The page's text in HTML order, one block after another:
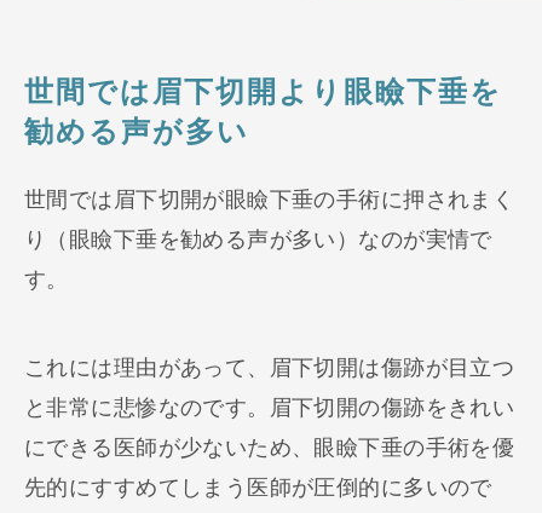
世間では眉下切開より眼瞼下垂を
勧める声が多い
世間では眉下切開が眼瞼下垂の手術に押されまく
り（眼瞼下垂を勧める声が多い）なのが実情で
す。
これには理由があって、眉下切開は傷跡が目立つ
と非常に悲惨なのです。眉下切開の傷跡をきれい
にできる医師が少ないため、眼瞼下垂の手術を優
先的にすすめてしまう医師が圧倒的に多いので